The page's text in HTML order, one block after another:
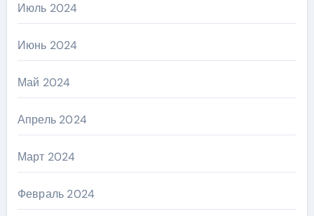
Июль 2024
Июнь 2024
Май 2024
Апрель 2024
Март 2024
Февраль 2024